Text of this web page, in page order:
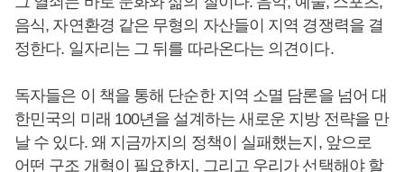
음식, 자연환경 같은 무형의 자산들이 지역 경쟁력을 결
정한다. 일자리는 그 뒤를 따라온다는 의견이다.
독자들은 이 책을 통해 단순한 지역 소멸 담론을 넘어 대
한민국의 미래 100년을 설계하는 새로운 지방 전략을 만
날 수 있다. 왜 지금까지의 정책이 실패했는지, 앞으로
어떤 구조 개혁이 필요한지, 그리고 우리가 선택해야 할